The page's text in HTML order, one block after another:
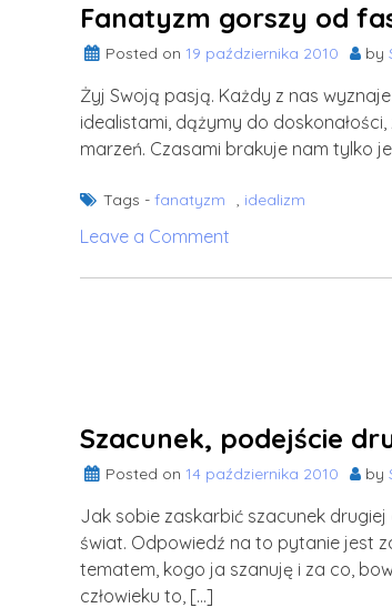
Fanatyzm gorszy od
Posted on 19 października 2010 by
Żyj Swoją pasją. Każdy z nas
idealistami, dążymy do
marzeń. Czasami brakuje nam tylko
Tags - fanatyzm , idealizm
Leave a Comment
Szacunek, podejście
Posted on 14 października 2010 by
Jak sobie zaskarbić szacunek
świat. Odpowiedź na to pytanie jest
tematem, kogo ja szanuję i za co,
człowieku to, […]